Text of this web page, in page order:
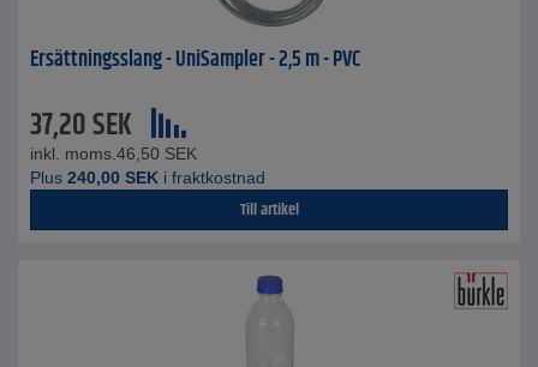
Ersättningsslang - UniSampler - 2,5 m - PVC
37,20SEK
inkl. moms. 46,50 SEK
Plus 240,00 SEK i fraktkostnad
Till artikel